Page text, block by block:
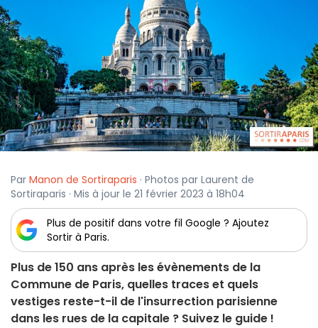
Par Manon de Sortiraparis · Photos par Laurent de
Sortiraparis · Mis à jour le 21 février 2023 à 18h04
Plus de positif dans votre fil Google ? Ajoutez
Sortir à Paris.
Plus de 150 ans après les évènements de la
Commune de Paris, quelles traces et quels
vestiges reste-t-il de l'insurrection parisienne
dans les rues de la capitale ? Suivez le guide !